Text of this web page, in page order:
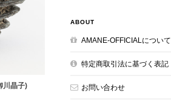
川晶子)
ABOUT
AMANE-OFFICIALについて
特定商取引法に基づく表記
お問い合わせ